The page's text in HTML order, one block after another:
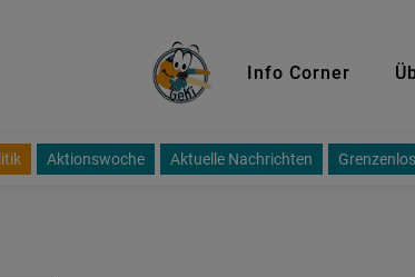
GeKi Info Corner
Aktionswoche Aktuelle Nachrichten